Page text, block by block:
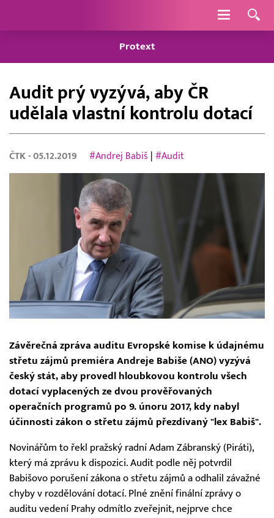
Navigace
Protext
Audit prý vyzývá, aby ČR
udělala vlastní kontrolu dotací
ČTK - 05.12.2019 #Andrej Babiš |#Audit
Závěrečná zpráva auditu Evropské komise k údajnému
střetu zájmů premiéra Andreje Babiše (ANO) vyzývá
český stát, aby provedl hloubkovou kontrolu všech
dotací vyplacených ze dvou prověřovaných
operačních programů po 9. únoru 2017, kdy nabyl
účinnosti zákon o střetu zájmů přezdívaný "lex Babiš".
Novinářům to řekl pražský radní Adam Zábranský (Piráti),
který má zprávu k dispozici. Audit podle něj potvrdil
Babišovo porušení zákona o střetu zájmů a odhalil závažné
chyby v rozdělování dotací. Plné znění finální zprávy o
auditu vedení Prahy odmítlo zveřejnit, nejprve chce